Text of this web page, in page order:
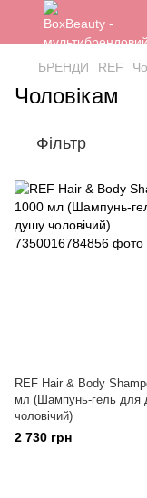
БРЕНДИ REF
Чоловікам
Фільтр
REF Hair & Body
мл (Шампунь-гель для
чоловічий)
2 730 грн